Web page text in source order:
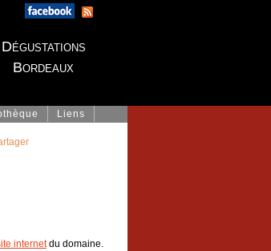
Dégustations
Bordeaux
Liens
internetdu domaine.